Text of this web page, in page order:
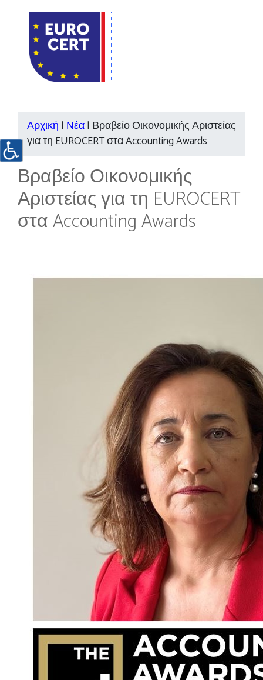
Αρχική | Νέα| Βραβείο Οικονομικής Αριστείας
για τη EUROCERT στα Accounting Awards
Βραβείο Οικονομικής
Αριστείας για τη EUROCERT
στα Accounting Awards